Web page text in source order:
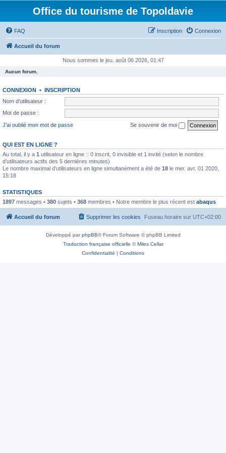
Office du tourisme de Topoldavie
FAQ Connexion
Inscription
Accueil du forum
Nous sommes le jeu. août 06 2026, 01:47
Aucun forum.
CONNEXION • INSCRIPTION
Nom d’utilisateur :
Mot de passe :
J’ai oublié mon mot de passe
Se souvenir de moi
QUI EST EN LIGNE ?
Au total, il y a 1 utilisateur en ligne :: 0 inscrit, 0 invisible et 1 invité (selon le nombre
d’utilisateurs actifs des 5 dernières minutes)
Le nombre maximal d’utilisateurs en ligne simultanément a été de 18 le mer. avr. 01 2020,
15:18
STATISTIQUES
1897 messages • 380 sujets • 368 membres • Notre membre le plus récent est abaqus
Accueil du forum Fuseau horaire sur UTC+02:00
Supprimer les cookies
Développé parphpBB® Forum Software © phpBB Limited
Traduction française officielle ©Miles Cellar
Confidentialité | Conditions